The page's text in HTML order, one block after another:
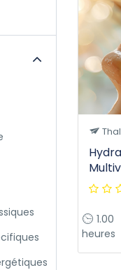
1.00
heures